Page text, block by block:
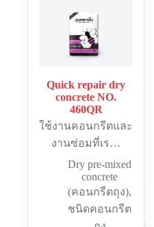
Quick repair dry
concrete NO.
460QR
ใช้งานคอนกรีตและ
งานซ่อมที่เร…
Dry pre-mixed
concrete
(คอนกรีตถุง),
ชนิดคอนกรีต